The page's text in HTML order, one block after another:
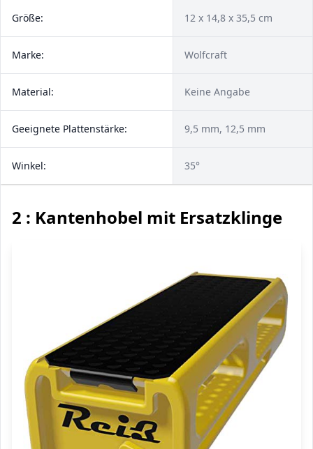
Größe: 12 x 14,8 x 35,5 cm
Marke: Wolfcraft
Material: Keine Angabe
Geeignete Plattenstärke: 9,5 mm, 12,5 mm
Winkel: 35°
2 : Kantenhobel mit Ersatzklinge